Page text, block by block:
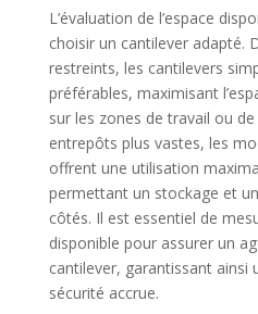
L’évaluation de l’espace
choisir un cantilever adapté.
restreints, les cantilevers
préférables, maximisant
sur les zones de travail ou
entrepôts plus vastes, les
offrent une utilisation
permettant un stockage et
côtés. Il est essentiel de
disponible pour assurer un
cantilever, garantissant ainsi
sécurité accrue.